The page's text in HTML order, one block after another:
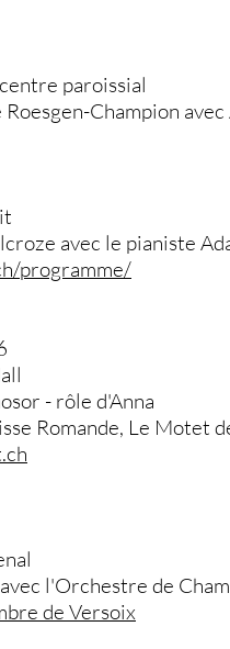
paroissial
Champion
avec le pianiste
programme/
- rôle d'Anna
Romande, Le Motet
l'Orchestre de
de Versoix